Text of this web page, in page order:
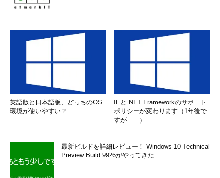
英語版と日本語版、どっちのOS
環境が使いやすい？
IEと.NET Frameworkのサポート
ポリシーが変わります（1年後で
すが……）
最新ビルドを詳細レビュー！ Windows 10 Technical
Preview Build 9926がやってきた ...